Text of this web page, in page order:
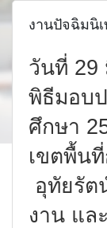
งานปัจฉิมนิ
วันที่ 29
พิธีมอบ
ศึกษา
เขตพื้น
อุทัยรัต
งาน แล